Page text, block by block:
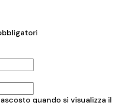
quando si visualizza il